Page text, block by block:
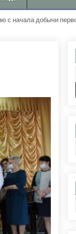
добычи первой
САМОРОДКИ РОССИИ